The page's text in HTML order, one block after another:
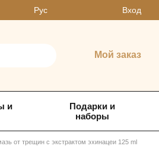
Рус Вход
Мой заказ
и
Подарки и
наборы
от трещин с экстрактом эхинацеи 125 ml